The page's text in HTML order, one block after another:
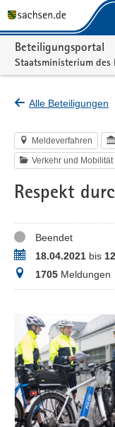
Portalnavigation
Beteiligungsportal
Staatsministerium des
Alle Beteiligungen
Meldeverfahren
Verkehr und Mobilität
Respekt
StatusBeendet
Zeitraum18.04.2021 bis
Meldungen
1705 Meldungen